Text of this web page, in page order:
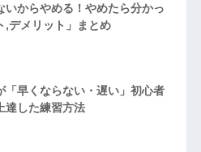
いからやめる！やめたら分かっ
,デメリット」まとめ
「早くならない・遅い」初心者
達した練習方法